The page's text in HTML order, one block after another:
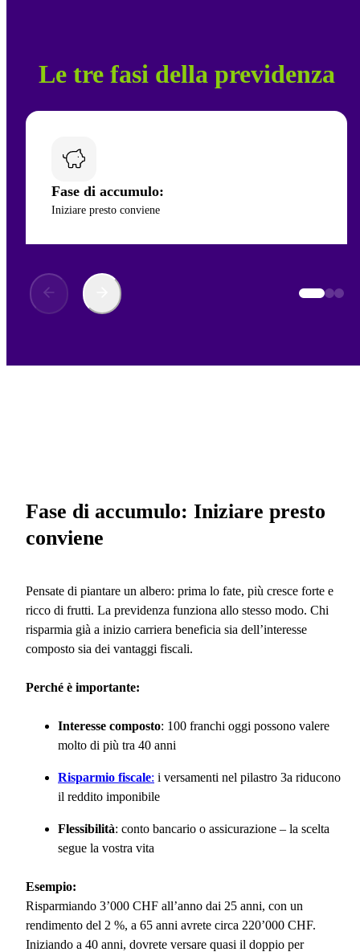
Le tre fasi della previdenza
Fase di accumulo:
Iniziare presto conviene
Fase di accumulo: Iniziare presto
conviene
Pensate di piantare un albero: prima lo fate, più cresce forte e
ricco di frutti. La previdenza funziona allo stesso modo. Chi
risparmia già a inizio carriera beneficia sia dell’interesse
composto sia dei vantaggi fiscali.
Perché è importante:
Interesse composto: 100 franchi oggi possono valere
molto di più tra 40 anni
Risparmio fiscale: i versamenti nel pilastro 3a riducono
il reddito imponibile
Flessibilità: conto bancario o assicurazione – la scelta
segue la vostra vita
Esempio:
Risparmiando 3’000 CHF all’anno dai 25 anni, con un
rendimento del 2 %, a 65 anni avrete circa 220’000 CHF.
Iniziando a 40 anni, dovrete versare quasi il doppio per